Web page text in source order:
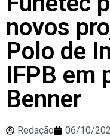
novos
Polo de
IFPB em
Benner
Redação
06/10/